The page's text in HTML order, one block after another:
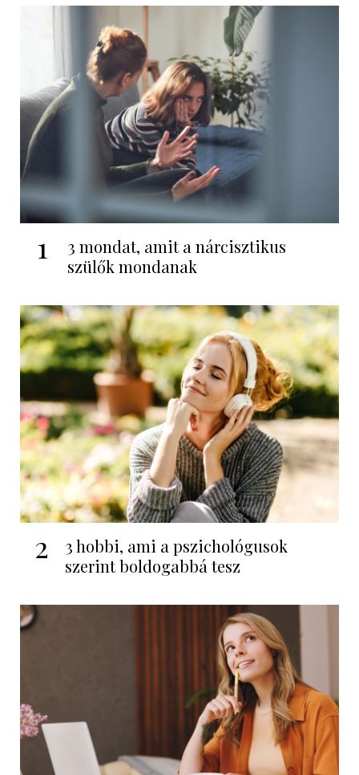
1
3 mondat, amit a nárcisztikus
szülők mondanak
2
3 hobbi, ami a pszichológusok
szerint boldogabbá tesz